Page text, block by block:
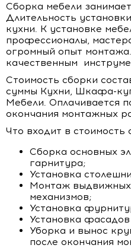
Сборка мебели
Длительность
кухни. К установке
профессионалы,
огромный опыт
качественным
Стоимость сборки
суммы Кухни, Шкафа-
Мебели. Оплачивается
окончания монтажных
Что входит в стоимость
Сборка основных
гарнитура;
Установка
Монтаж
механизмов;
Установка
Установка
Уборка и вынос
после окончания